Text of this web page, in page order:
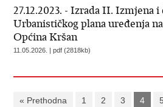
27.12.2023. - Izrada II. Izmjena i
Urbanističkog plana uređenja
Općina Kršan
11.05.2026. | pdf (2818kb)
« Prethodna 1 2 3 4 5